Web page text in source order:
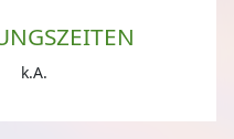
k.A.